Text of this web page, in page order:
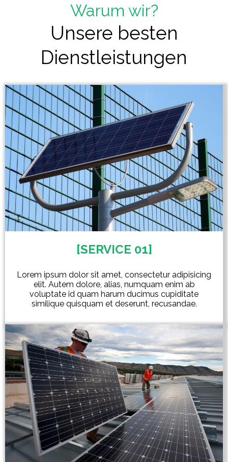
Warum wir?
Unsere besten
Dienstleistungen
[SERVICE 01]
Lorem ipsum dolor sit amet, consectetur adipisicing
elit. Autem dolore, alias, numquam enim ab
voluptate id quam harum ducimus cupiditate
similique quisquam et deserunt, recusandae.